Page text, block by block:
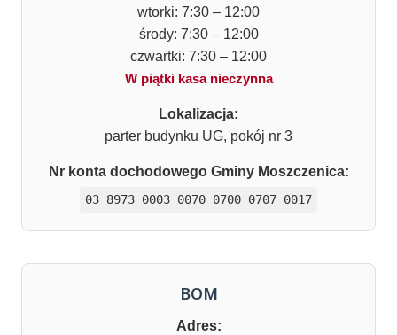
wtorki: 7:30 – 12:00
środy: 7:30 – 12:00
czwartki: 7:30 – 12:00
W piątki kasa nieczynna
Lokalizacja:
parter budynku UG, pokój nr 3
Nr konta dochodowego Gminy Moszczenica:
03 8973 0003 0070 0700 0707 0017
BOM
Adres: